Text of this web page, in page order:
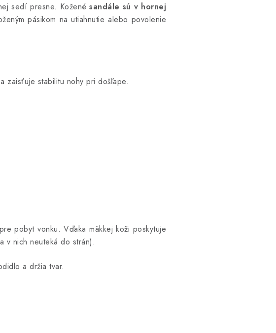
sedí presne. Koženésandále sú v hornej
pásikom na utiahnutie alebo povolenie
zaisťuje stabilitu nohy pri došľape.
pobyt vonku.Vďaka mäkkej koži poskytuje
v nich neuteká do strán).
a držia tvar.